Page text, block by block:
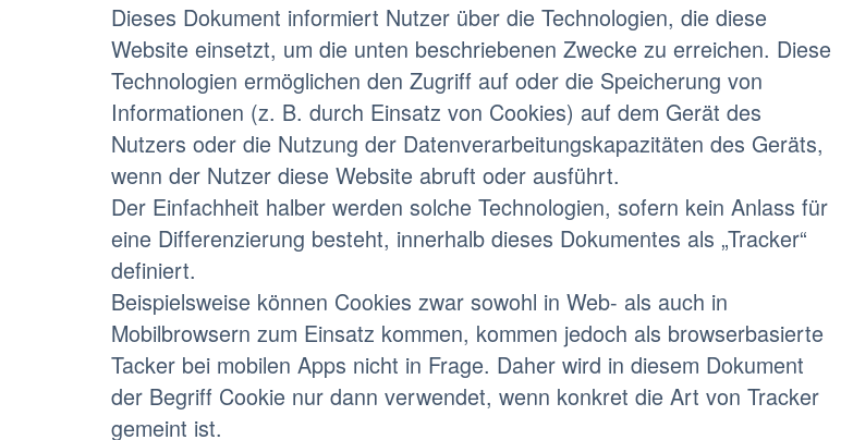
Dieses Dokument informiert Nutzer über die Technologien, die diese
Website einsetzt, um die unten beschriebenen Zwecke zu erreichen. Diese
Technologien ermöglichen den Zugriff auf oder die Speicherung von
Informationen (z. B. durch Einsatz von Cookies) auf dem Gerät des
Nutzers oder die Nutzung der Datenverarbeitungskapazitäten des Geräts,
wenn der Nutzer diese Website abruft oder ausführt.
Der Einfachheit halber werden solche Technologien, sofern kein Anlass für
eine Differenzierung besteht, innerhalb dieses Dokumentes als „Tracker“
definiert.
Beispielsweise können Cookies zwar sowohl in Web- als auch in
Mobilbrowsern zum Einsatz kommen, kommen jedoch als browserbasierte
Tacker bei mobilen Apps nicht in Frage. Daher wird in diesem Dokument
der Begriff Cookie nur dann verwendet, wenn konkret die Art von Tracker
gemeint ist.